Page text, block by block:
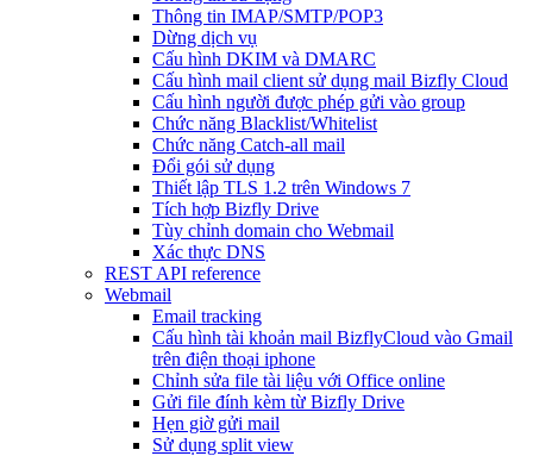
Thông tin IMAP/SMTP/POP3
Dừng dịch vụ
Cấu hình DKIM và DMARC
Cấu hình mail client sử dụng mail Bizfly Cloud
Cấu hình người được phép gửi vào group
Chức năng Blacklist/Whitelist
Chức năng Catch-all mail
Đổi gói sử dụng
Thiết lập TLS 1.2 trên Windows 7
Tích hợp Bizfly Drive
Tùy chỉnh domain cho Webmail
Xác thực DNS
REST API reference
Webmail
Email tracking
Cấu hình tài khoản mail BizflyCloud vào Gmail
trên điện thoại iphone
Chỉnh sửa file tài liệu với Office online
Gửi file đính kèm từ Bizfly Drive
Hẹn giờ gửi mail
Sử dụng split view